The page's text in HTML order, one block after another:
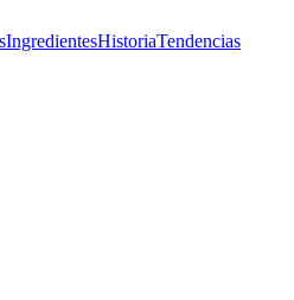
IngredientesHistoriaTendencias